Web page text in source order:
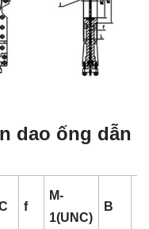
dao ống dẫn
f
M-
1(UNC)
B